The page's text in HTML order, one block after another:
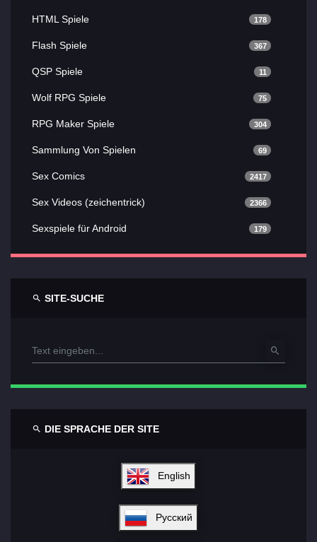
HTML Spiele 178
Flash Spiele 367
QSP Spiele 11
Wolf RPG Spiele 75
RPG Maker Spiele 304
Sammlung Von Spielen 69
Sex Comics 2417
Sex Videos (zeichentrick) 2366
Sexspiele für Android 179
SITE-SUCHE
DIE SPRACHE DER SITE
English
Русский